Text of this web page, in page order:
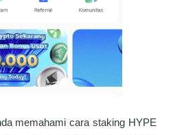
memahami cara staking HYPE